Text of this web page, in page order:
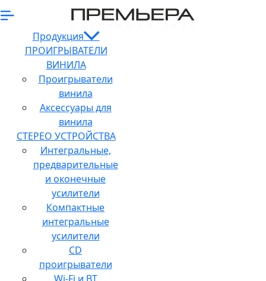
Продукция
ПРОИГРЫВАТЕЛИ
ВИНИЛА
Проигрыватели
винила
Аксессуары для
винила
СТЕРЕО УСТРОЙСТВА
Интегральные,
предварительные
и оконечные
усилители
Компактные
интегральные
усилители
CD
проигрыватели